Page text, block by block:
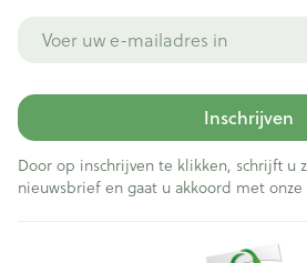
Inschrijven
Door op inschrijven te klikken, schrijft u
nieuwsbrief en gaat u akkoord met onze